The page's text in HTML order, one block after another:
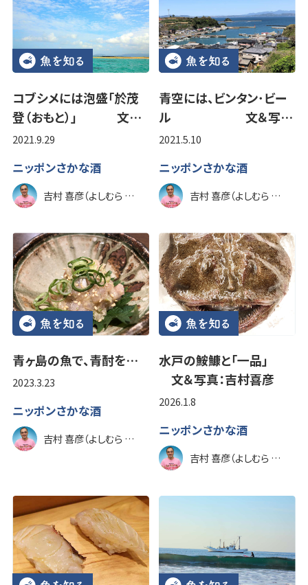
コブシメには泡盛「於茂
登（おもと）」 文…
2021.9.29
ニッポンさかな酒
吉村 喜彦（よしむら のぶひこ）
青空には、ビンタン･ビー
ル 文＆写…
2021.5.10
ニッポンさかな酒
吉村 喜彦（よしむら のぶひこ）
青ヶ島の魚で、青酎を…
2023.3.23
ニッポンさかな酒
吉村 喜彦（よしむら のぶひこ）
水戸の鮟鱇と「一品」
文＆写真：吉村喜彦
2026.1.8
ニッポンさかな酒
吉村 喜彦（よしむら のぶひこ）